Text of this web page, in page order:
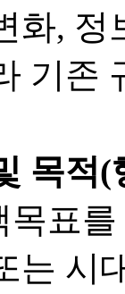
화,
기존
목적
표
는 시